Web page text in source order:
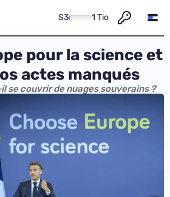
S3 1 Tio
pour la science et
actes manqués
se couvrir de nuages souverains ?